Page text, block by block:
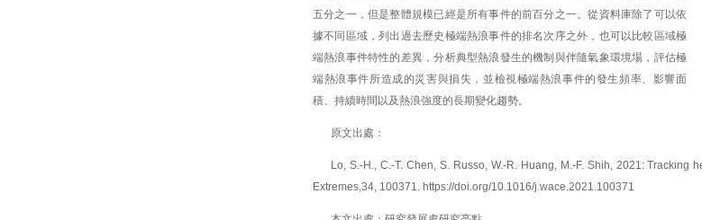
五分之一，但是整體規模已經是所有事件的前百分之一。從資料庫除了可以依
據不同區域，列出過去歷史極端熱浪事件的排名次序之外，也可以比較區域極
端熱浪事件特性的差異，分析典型熱浪發生的機制與伴隨氣象環境場，評估極
端熱浪事件所造成的災害與損失，並檢視極端熱浪事件的發生頻率、影響面
積、持續時間以及熱浪強度的長期變化趨勢。
原文出處：
Lo, S.-H., C.-T. Chen, S. Russo, W.-R. Huang, M.-F. Shih, 2021:
Extremes,34, 100371. https://doi.org/10.1016/j.wace.2021.100371